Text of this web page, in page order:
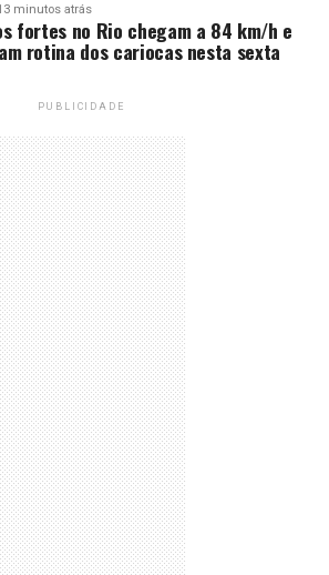
minutos atrás
fortes no Rio chegam a 84 km/h e
rotina dos cariocas nesta sexta
PUBLICIDADE